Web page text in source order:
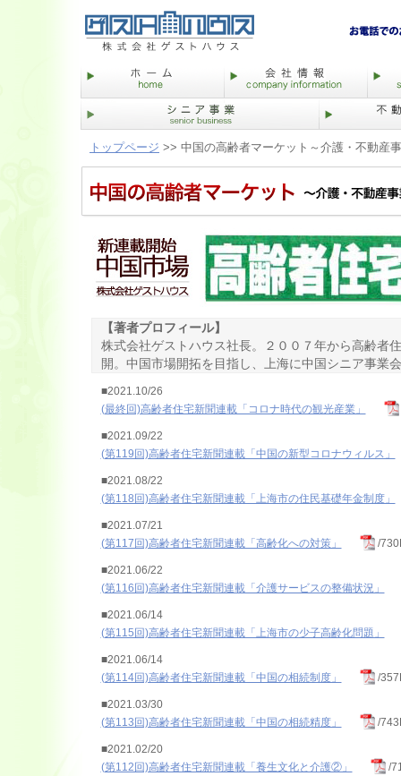
トップページ >> 中国の高齢者マーケット～介護・不動産
【著者プロフィール】
株式会社ゲストハウス社長。２００７年から高齢者
開。中国市場開拓を目指し、上海に中国シニア事業
■2021.10/26
(最終回)高齢者住宅新聞連載「コロナ時代の観光産業」
■2021.09/22
(第119回)高齢者住宅新聞連載「中国の新型コロナウィルス」
■2021.08/22
(第118回)高齢者住宅新聞連載「上海市の住民基礎年金制度」
■2021.07/21
(第117回)高齢者住宅新聞連載「高齢化への対策」
/
■2021.06/22
(第116回)高齢者住宅新聞連載「介護サービスの整備状況」
■2021.06/14
(第115回)高齢者住宅新聞連載「上海市の少子高齢化問題」
■2021.06/14
(第114回)高齢者住宅新聞連載「中国の相続制度」
/
■2021.03/30
(第113回)高齢者住宅新聞連載「中国の相続精度」
/
■2021.02/20
(第112回)高齢者住宅新聞連載「養生文化と介護②」
/